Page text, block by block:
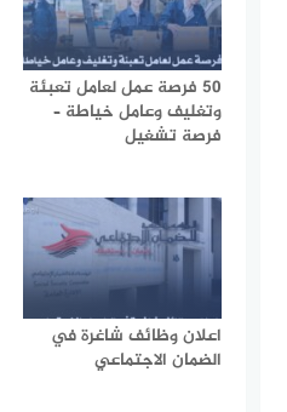
50 فرصة عمل لعامل تعبئة
وتغليف وعامل خياطة –
فرصة تشغيل
اعلان وظائف شاغرة في
الضمان الاجتماعي